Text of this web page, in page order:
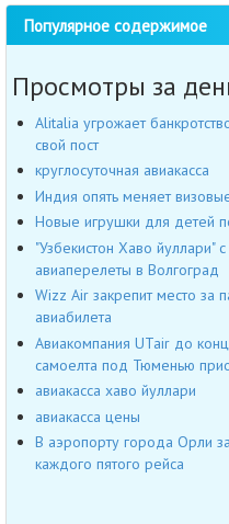
Популярное содержимое
Просмотры за
Alitalia угрожает
свой пост
круглосуточная авиакасса
Индия опять меняет
Новые игрушки для детей
"Узбекистон Хаво йуллари"
авиаперелеты в Волгоград
Wizz Air закрепит место за
авиабилета
Авиакомпания UTair до
самоелта под Тюменью
авиакасса хаво йуллари
авиакасса цены
В аэропорту города Орли
каждого пятого рейса